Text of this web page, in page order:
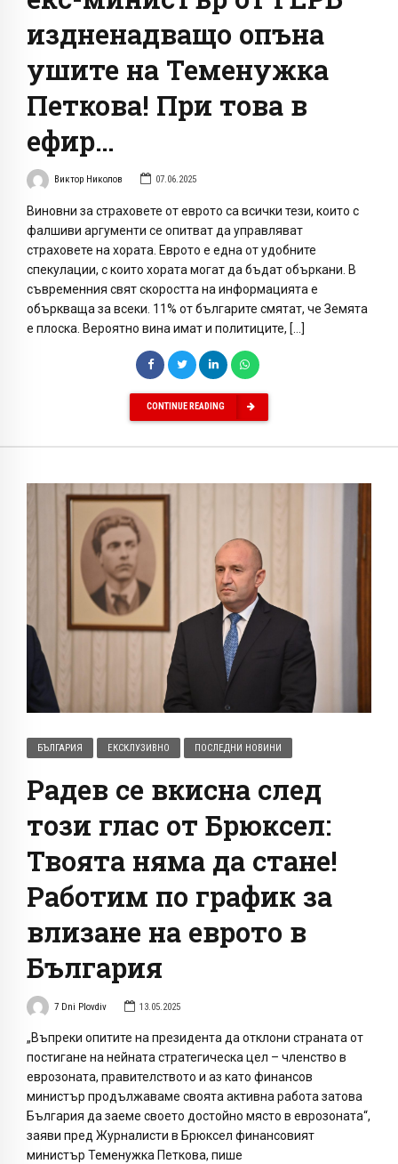
издненадващо опъна
ушите на Теменужка
Петкова! При това в
ефир…
Виктор Николов 07.06.2025
Виновни за страховете от еврото са всички тези, които с
фалшиви аргументи се опитват да управляват
страховете на хората. Еврото е една от удобните
спекулации, с които хората могат да бъдат объркани. В
съвременния свят скоростта на информацията е
объркваща за всеки. 11% от българите смятат, че Земята
е плоска. Вероятно вина имат и политиците, […]
CONTINUE READING
БЪЛГАРИЯ ЕКСКЛУЗИВНО ПОСЛЕДНИ НОВИНИ
Радев се вкисна след
този глас от Брюксел:
Твоята няма да стане!
Работим по график за
влизане на еврото в
България
7 Dni Plovdiv 13.05.2025
„Въпреки опитите на президента да отклони страната от
постигане на нейната стратегическа цел – членство в
еврозоната, правителството и аз като финансов
министър продължаваме своята активна работа затова
България да заеме своето достойно място в еврозоната“,
заяви пред Журналисти в Брюксел финансовият
министър Теменужка Петкова, пише